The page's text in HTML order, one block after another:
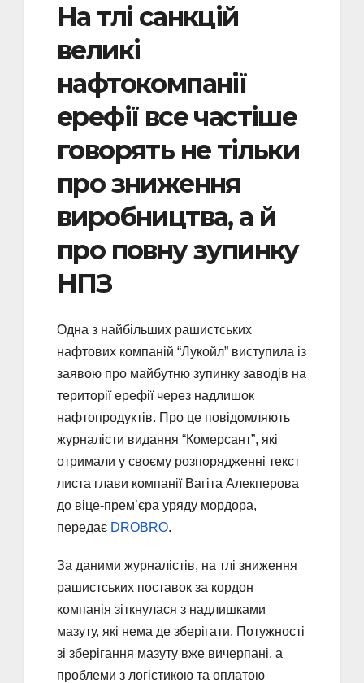
На тлі санкцій
великі
нафтокомпанії
ерефії все частіше
говорять не тільки
про зниження
виробництва, а й
про повну зупинку
НПЗ
Одна з найбільших рашистських
нафтових компаній “Лукойл” виступила із
заявою про майбутню зупинку заводів на
території ерефії через надлишок
нафтопродуктів. Про це повідомляють
журналісти видання “Комерсант”, які
отримали у своєму розпорядженні текст
листа глави компанії Вагіта Алекперова
до віце-прем’єра уряду мордора,
передає DROBRO.
За даними журналістів, на тлі зниження
рашистських поставок за кордон
компанія зіткнулася з надлишками
мазуту, які нема де зберігати. Потужності
зі зберігання мазуту вже вичерпані, а
проблеми з логістикою та оплатою